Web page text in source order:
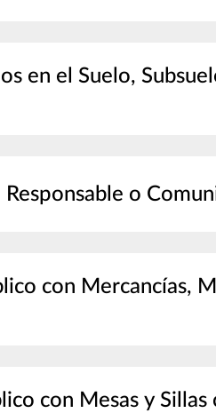
en el Suelo,
o
con Mercancías,
con Mesas y Sillas